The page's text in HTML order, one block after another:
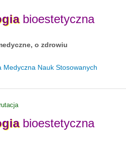
bioestetyczna
o zdrowiu
Medyczna Nauk Stosowanych
bioestetyczna